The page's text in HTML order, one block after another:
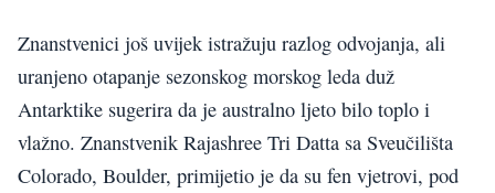
Znanstvenici još uvijek istražuju razlog odvojanja, ali
uranjeno otapanje sezonskog morskog leda duž
Antarktike sugerira da je australno ljeto bilo toplo i
vlažno. Znanstvenik Rajashree Tri Datta sa Sveučilišta
Colorado, Boulder, primijetio je da su fen vjetrovi, pod